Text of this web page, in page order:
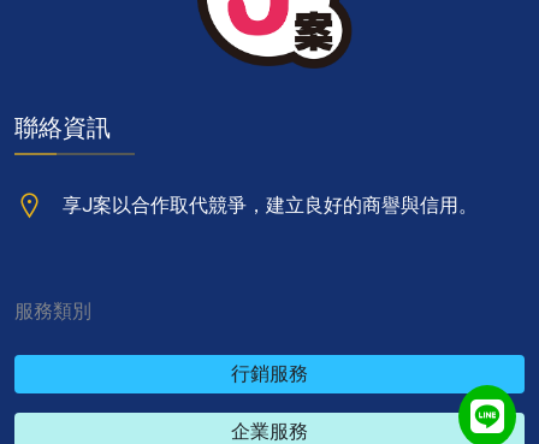
聯絡資訊
享J案以合作取代競爭，建立良好的商譽與信用。
服務類別
行銷服務
企業服務